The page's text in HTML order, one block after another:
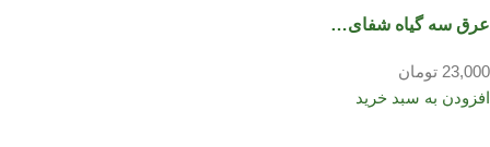
عرق سه گیاه شفای…
23,000 تومان
افزودن به سبد خرید